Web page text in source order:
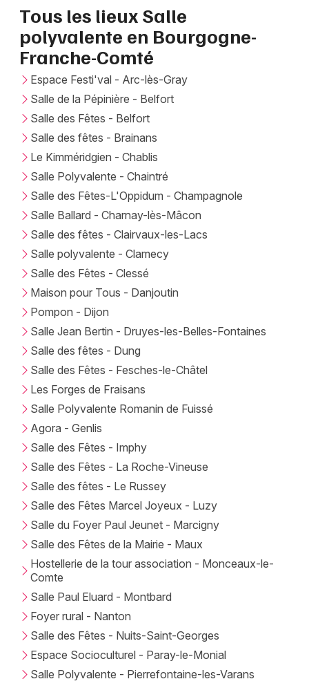
Artistes en tournée
Actus en Bourgogne-Franche-Comté
Magazine en Bourgogne-Franche-Comté
Choisir mes départements
Mon email
Je m'abonne
Tous les lieux Salle
polyvalente en Bourgogne-
Franche-Comté
Espace Festi'val - Arc-lès-Gray
Salle de la Pépinière - Belfort
Salle des Fêtes - Belfort
Salle des fêtes - Brainans
Le Kimméridgien - Chablis
Salle Polyvalente - Chaintré
Salle des Fêtes-L'Oppidum - Champagnole
Salle Ballard - Charnay-lès-Mâcon
Salle des fêtes - Clairvaux-les-Lacs
Salle polyvalente - Clamecy
Salle des Fêtes - Clessé
Maison pour Tous - Danjoutin
Pompon - Dijon
Salle Jean Bertin - Druyes-les-Belles-Fontaines
Salle des fêtes - Dung
Salle des Fêtes - Fesches-le-Châtel
Les Forges de Fraisans
Salle Polyvalente Romanin de Fuissé
Agora - Genlis
Salle des Fêtes - Imphy
Salle des Fêtes - La Roche-Vineuse
Salle des fêtes - Le Russey
Salle des Fêtes Marcel Joyeux - Luzy
Salle du Foyer Paul Jeunet - Marcigny
Salle des Fêtes de la Mairie - Maux
Hostellerie de la tour association - Monceaux-le-
Comte
Salle Paul Eluard - Montbard
Foyer rural - Nanton
Salle des Fêtes - Nuits-Saint-Georges
Espace Socioculturel - Paray-le-Monial
Salle Polyvalente - Pierrefontaine-les-Varans